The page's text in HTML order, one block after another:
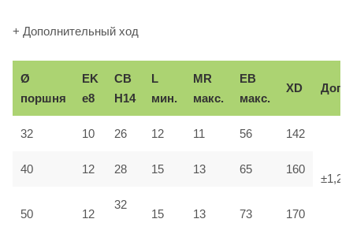
+ Дополнительный ход
Ø
поршня
EK
e8
CB
H14
L
мин.
MR
макс.
EB
макс.
XD Доп.
32 10 26 12 11 56 142
±1,25
40 12 28 15 13 65 160
50 12
32
15 13 73 170